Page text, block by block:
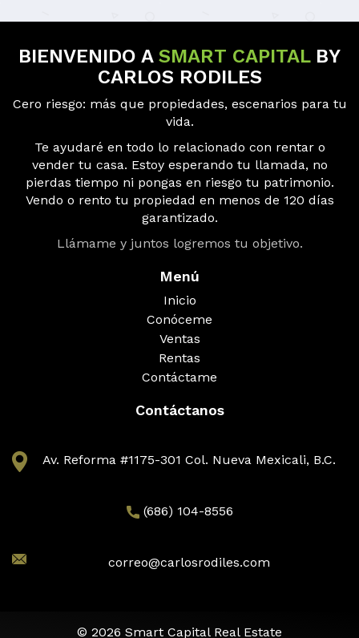
BIENVENIDO A SMART CAPITALBY
CARLOS RODILES
Cero riesgo: más que propiedades, escenarios para tu
vida.
Te ayudaré en todo lo relacionado con rentar o
vender tu casa. Estoy esperando tu llamada, no
pierdas tiempo ni pongas en riesgo tu patrimonio.
Vendo o rento tu propiedad en menos de 120 días
garantizado.
Llámame y juntos logremos tu objetivo.
Menú
Inicio
Conóceme
Ventas
Rentas
Contáctame
Contáctanos
Av. Reforma #1175-301 Col. Nueva Mexicali, B.C.
(686) 104-8556
correo@carlosrodiles.com
© 2026 Smart Capital Real Estate